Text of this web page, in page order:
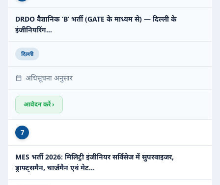
DRDO वैज्ञानिक ‘B’ भर्ती (GATE के माध्यम से) — दिल्ली के
इंजीनियरिंग…
दिल्ली
अधिसूचना अनुसार
आवेदन करें ›
7
MES भर्ती 2026: मिलिट्री इंजीनियर सर्विसेज में सुपरवाइजर,
ड्राफ्ट्समैन, चार्जमैन एवं मेट…